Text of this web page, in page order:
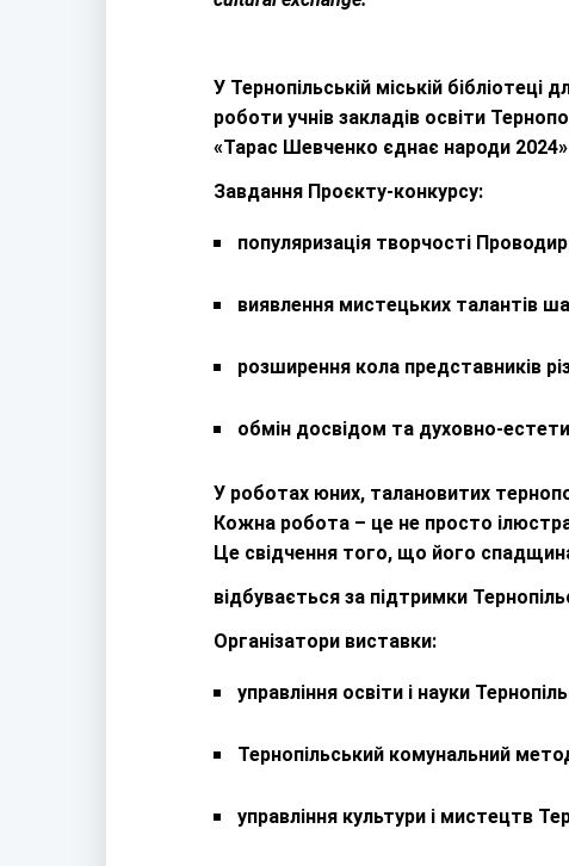
У Тернопільській міській
роботи учнів закладів освіти
«Тарас Шевченко єднає народи
Завдання Проєкту-конкурсу:
популяризація творчості
виявлення мистецьких талантів
розширення кола представників
обмін досвідом та духовно-
У роботах юних, талановитих
Кожна робота – це не просто
Це свідчення того, що його спадщина
відбувається за підтримки
Організатори виставки:
управління освіти і науки
Тернопільський комунальний
управління культури і мистецтв